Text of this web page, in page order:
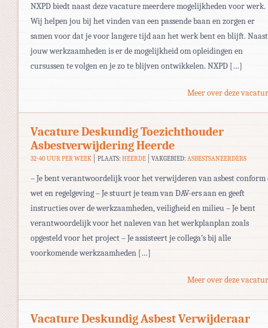
NXPD biedt naast deze vacature meerdere mogelijkheden voor werk.
Wij helpen jou bij het vinden van een passende baan en zorgen er
samen voor dat je voor langere tijd aan het werk bent en blijft. Naast
jouw werkzaamheden is er de mogelijkheid om opleidingen en
cursussen te volgen en je zo te blijven ontwikkelen. NXPD […]
Meer over deze
Vacature Deskundig Toezichthouder
Asbestverwijdering Heerde
32-40 UUR PER WEEK PLAATS: HEERDE VAKGEBIED:ASBESTSANEERDERS
– Je bent verantwoordelijk voor het verwijderen van asbest conform
wet en regelgeving – Je stuurt je team van DAV-ers aan en geeft
instructies over de werkzaamheden, veiligheid en milieu – Je bent
verantwoordelijk voor het naleven van het werkplanplan zoals
opgesteld voor het project – Je assisteert je collega’s bij alle
voorkomende werkzaamheden […]
Meer over deze
Vacature Deskundig Asbest Verwijderaar